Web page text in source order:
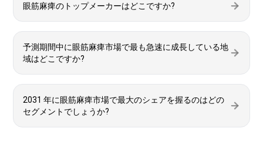
眼筋麻痺のトップメーカーはどこですか?
予測期間中に眼筋麻痺市場で最も急速に成長している地
域はどこですか?
2031 年に眼筋麻痺市場で最大のシェアを握るのはどの
セグメントでしょうか?